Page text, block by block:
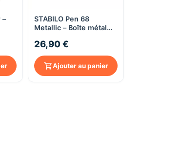
–
Aperçu rapide
STABILO Pen 68
Metallic – Boîte métal
– Pointe moyenne
26,90 €
Ajouter au panier